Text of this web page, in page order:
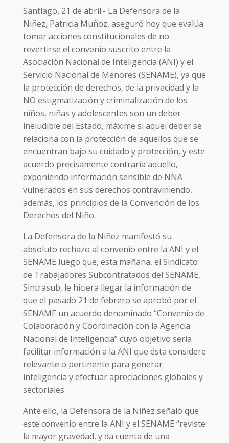
Santiago, 21 de abril.- La Defensora de la
Niñez, Patricia Muñoz, aseguró hoy que evalúa
tomar acciones constitucionales de no
revertirse el convenio suscrito entre la
Asociación Nacional de Inteligencia (ANI) y el
Servicio Nacional de Menores (SENAME), ya que
la protección de derechos, de la privacidad y la
NO estigmatización y criminalización de los
niños, niñas y adolescentes son un deber
ineludible del Estado, máxime si aquel deber se
relaciona con la protección de aquellos que se
encuentran bajo su cuidado y protección, y este
acuerdo precisamente contraría aquello,
exponiendo información sensible de NNA
vulnerados en sus derechos contraviniendo,
además, los principios de la Convención de los
Derechos del Niño.
La Defensora de la Niñez manifestó su
absoluto rechazo al convenio entre la ANI y el
SENAME luego que, esta mañana, el Sindicato
de Trabajadores Subcontratados del SENAME,
Sintrasub, le hiciera llegar la información de
que el pasado 21 de febrero se aprobó por el
SENAME un acuerdo denominado “Convenio de
Colaboración y Coordinación con la Agencia
Nacional de Inteligencia” cuyo objetivo sería
facilitar información a la ANI que ésta considere
relevante o pertinente para generar
inteligencia y efectuar apreciaciones globales y
sectoriales.
Ante ello, la Defensora de la Niñez señaló que
este convenio entre la ANI y el SENAME “reviste
la mayor gravedad, y da cuenta de una